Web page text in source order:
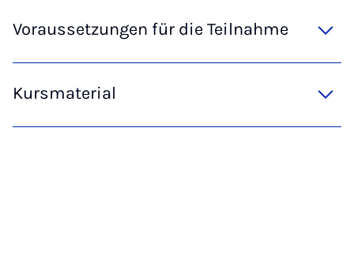
Voraussetzungen für die Teilnahme
Kursmaterial